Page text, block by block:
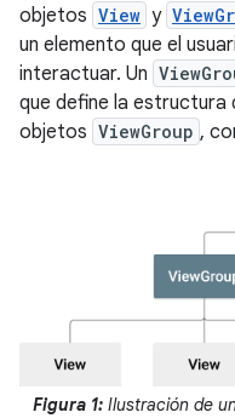
objetos View y
un elemento que el
interactuar. Un
que define la estructura
objetos ViewGroup ,
Figura 1: Ilustración de